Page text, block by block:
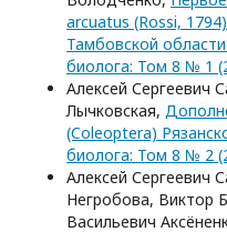
arcuatus (Rossi,
Тамбовской
биолога: Том 8 № 1
Алексей Сергеевич
Лычковская,
(Coleoptera)
биолога: Том 8 № 2
Алексей Сергеевич
Негробова, Виктор
Васильевич